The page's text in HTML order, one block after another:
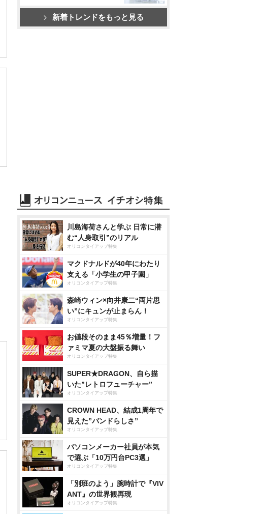
新着トレンドをもっと見る
川島海荷さんと学ぶ 日常に潜
む“人身取引”のリアル
オリコンタイアップ特集
マクドナルドが40年にわたり
支える「小学生の甲子園」
オリコンタイアップ特集
森崎ウィン×向井康二“両片思
い”にキュンが止まらん！
オリコンタイアップ特集
お値段そのまま45％増量！フ
ァミマ夏の大盤振る舞い
オリコンタイアップ特集
SUPER★DRAGON、自ら描
いた”レトロフューチャー”
オリコンタイアップ特集
CROWN HEAD、結成1周年で
見えた”バンドらしさ”
オリコンタイアップ特集
パソコンメーカー社員が本気
で選ぶ「10万円台PC3選」
オリコンタイアップ特集
「別班のよう」腕時計で『VIV
ANT』の世界観再現
オリコンタイアップ特集